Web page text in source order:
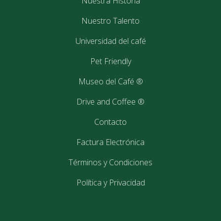
septiembre
Arabica Rwanda AА
Vestibulum ante ipsum primis in faucibus orci luctus et ultrices
posuere cubilia Curae; Vestibulum metus lectus, tempor in
molestie maximus. ...
Nuestro Talento
Universidad del café
Pet Friendly
Museo del Café ®
Drive and Coffee ®
Contacto
Factura Electrónica
Términos y Condiciones
Política y Privacidad